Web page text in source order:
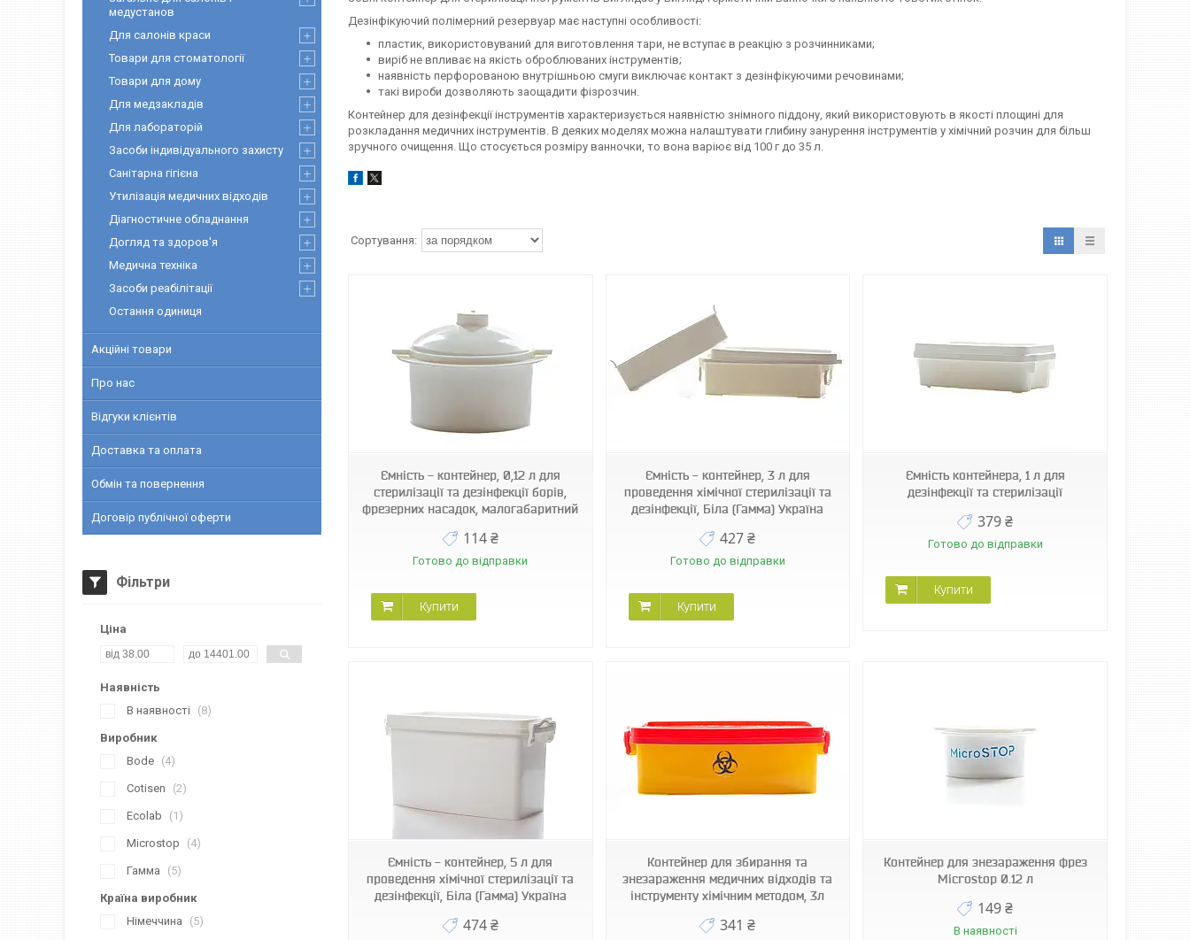
Дезінфікуючий полімерний резервуар має наступні особливості:
пластик, використовуваний для виготовлення тари, не вступає в реакцію з розчинниками;
виріб не впливає на якість оброблюваних інструментів;
наявність перфорованою внутрішньою смуги виключає контакт з дезінфікуючими речовинами;
такі вироби дозволяють заощадити фізрозчин.
Контейнер для дезінфекції інструментів характеризується наявністю знімного піддону, який використовують в якості площині для
розкладання медичних інструментів. В деяких моделях можна налаштувати глибину занурення інструментів у хімічний розчин для більш
зручного очищення. Що стосується розміру ванночки, то вона варіює від 100 г до 35 л.
9004
Ємність - контейнер, 0,12 л для
стерилізації та дезінфекції борів,
фрезерних насадок, малогабаритний
114 ₴
Готово до відправки
Купити
9005
Ємність - контейнер, 3 л для
проведення хімічної стерилізації та
дезінфекції, Біла (Гамма) Україна
427 ₴
Готово до відправки
Купити
Ємність контейнера, 1 л для
дезінфекції та стерилізації
379 ₴
Готово до відправки
Купити
Ємність - контейнер, 5 л для
проведення хімічної стерилізації та
дезінфекції, Біла (Гамма) Україна
474 ₴
890048545
Контейнер для збирання та
знезараження медичних відходів та
інструменту хімічним методом, 3л
341 ₴
Контейнер для знезараження фрез
Microstop 0.12 л
149 ₴
В наявності
медустанов
Для салонів краси
Товари для стоматології
Товари для дому
Для медзакладів
Для лабораторій
Засоби індивідуального захисту
Санітарна гігієна
Утилізація медичних відходів
Діагностичне обладнання
Догляд та здоров'я
Медична техніка
Засоби реабілітації
Остання одиниця
Акційні товари
Про нас
Відгуки клієнтів
Доставка та оплата
Обмін та повернення
Договір публічної оферти
Фільтри
Ціна
Наявність
В наявності
8
Виробник
Bode
4
Cotisen 2
Ecolab 1
Microstop 4
Гамма 5
Країна виробник
Німеччина
5